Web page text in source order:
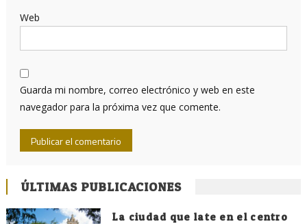
Web
Guarda mi nombre, correo electrónico y web en este
navegador para la próxima vez que comente.
ÚLTIMAS PUBLICACIONES
La ciudad que late en el centro